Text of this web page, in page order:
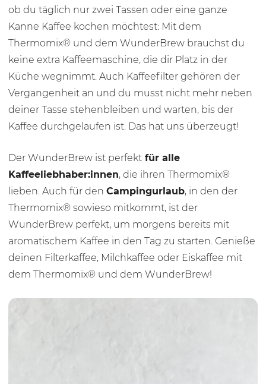
ob du täglich nur zwei Tassen oder eine ganze
Kanne Kaffee kochen möchtest: Mit dem
Thermomix® und dem WunderBrew brauchst du
keine extra Kaffeemaschine, die dir Platz in der
Küche wegnimmt. Auch Kaffeefilter gehören der
Vergangenheit an und du musst nicht mehr neben
deiner Tasse stehenbleiben und warten, bis der
Kaffee durchgelaufen ist. Das hat uns überzeugt!
Der WunderBrew ist perfekt für alle
Kaffeeliebhaber:innen, die ihren Thermomix®
lieben. Auch für den Campingurlaub, in den der
Thermomix® sowieso mitkommt, ist der
WunderBrew perfekt, um morgens bereits mit
aromatischem Kaffee in den Tag zu starten. Genieße
deinen Filterkaffee, Milchkaffee oder Eiskaffee mit
dem Thermomix® und dem WunderBrew!